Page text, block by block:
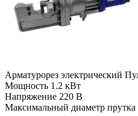
Арматурорез электрический
Мощность 1.2 кВт
Напряжение 220 В
Максимальный диаметр прутка